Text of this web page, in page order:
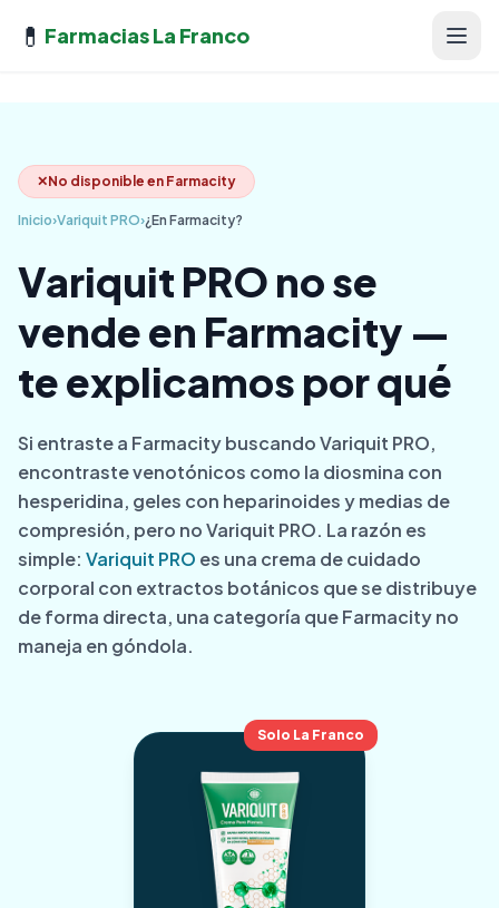
💊 Farmacias La Franco
✕No disponible en Farmacity
Inicio›Variquit PRO›¿En Farmacity?
Variquit PRO no se
vende en Farmacity —
te explicamos por qué
Si entraste a Farmacity buscando Variquit PRO,
encontraste venotónicos como la diosmina con
hesperidina, geles con heparinoides y medias de
compresión, pero no Variquit PRO. La razón es
simple: Variquit PRO es una crema de cuidado
corporal con extractos botánicos que se distribuye
de forma directa, una categoría que Farmacity no
maneja en góndola.
Solo La Franco